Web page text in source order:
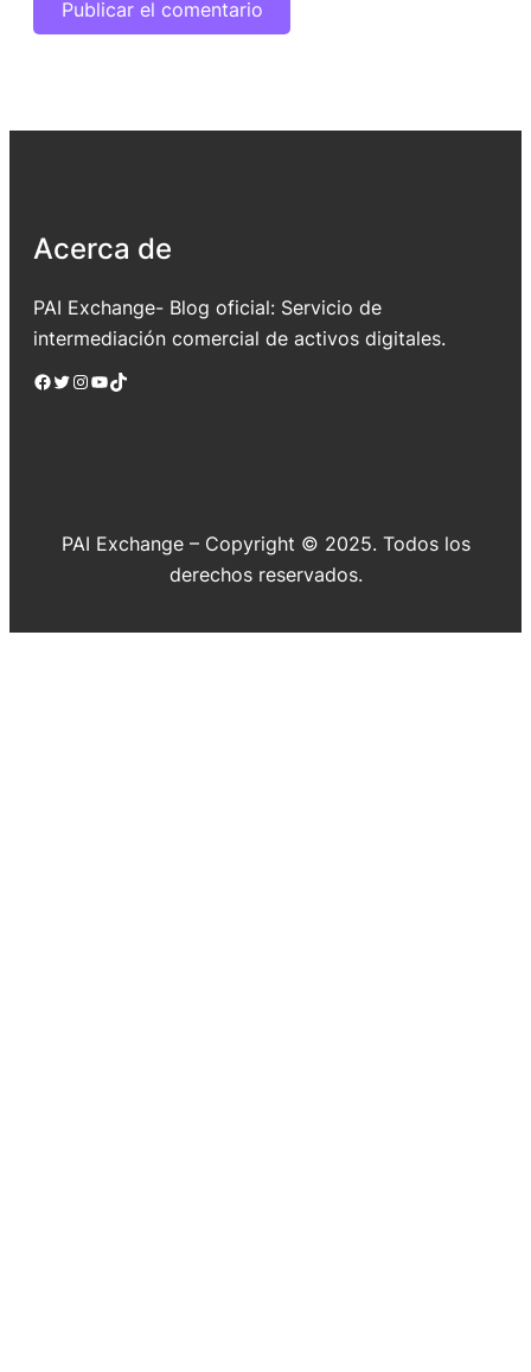
Acerca de
PAI Exchange- Blog oficial: Servicio de
intermediación comercial de activos digitales.
Facebook Twitter Instagram YouTube TikTok
PAI Exchange – Copyright © 2025. Todos los
derechos reservados.